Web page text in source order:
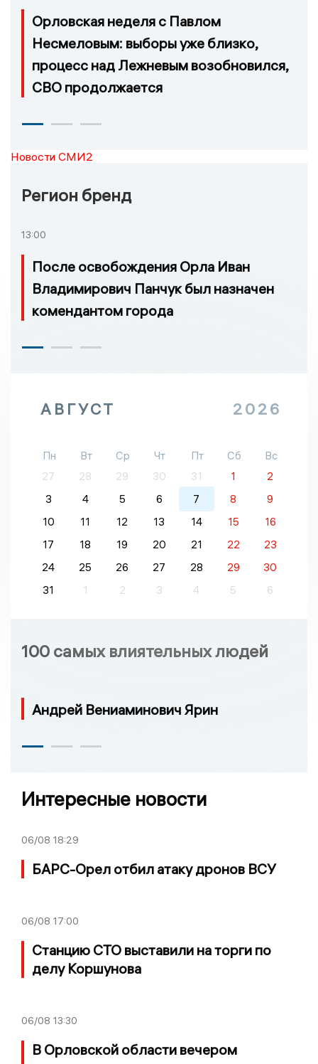
Орловская неделя с Павлом
Несмеловым: выборы уже близко,
процесс над Лежневым возобновился,
СВО продолжается
Новости СМИ2
Регион бренд
13:00
После освобождения Орла Иван
Владимирович Панчук был назначен
комендантом города
АВГУСТ 2026
Пн Вт Ср Чт Пт Сб
Вс
27
28 29 30 31 1
2
3
4 5 6 7 8
9
10
11 12 13 14 15
16
17
18 19 20 21 22
23
24
25 26 27 28 29
30
31
1 2 3 4 5 6
100 самых влиятельных людей
Андрей Вениаминович Ярин
Интересные новости
06/08 18:29
БАРС-Орел отбил атаку дронов ВСУ
06/08 17:00
Станцию СТО выставили на торги по
делу Коршунова
06/08 13:30
В Орловской области вечером